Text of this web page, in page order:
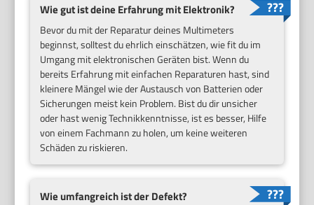
Wie gut ist deine Erfahrung mit Elektronik?
Bevor du mit der Reparatur deines Multimeters
beginnst, solltest du ehrlich einschätzen, wie fit du im
Umgang mit elektronischen Geräten bist. Wenn du
bereits Erfahrung mit einfachen Reparaturen hast, sind
kleinere Mängel wie der Austausch von Batterien oder
Sicherungen meist kein Problem. Bist du dir unsicher
oder hast wenig Technikkenntnisse, ist es besser, Hilfe
von einem Fachmann zu holen, um keine weiteren
Schäden zu riskieren.
Wie umfangreich ist der Defekt?